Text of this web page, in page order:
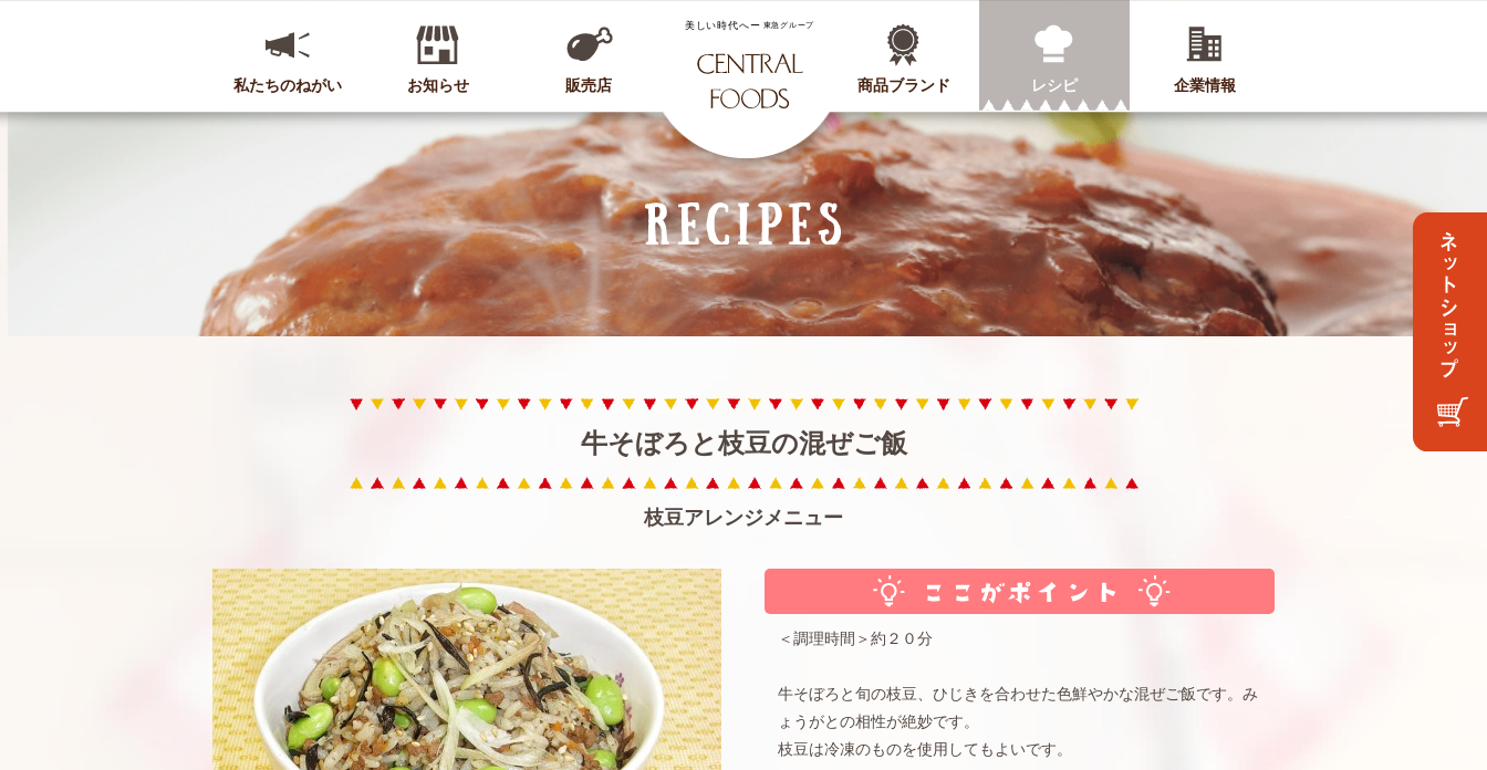
CENTRAL FOODS
私たちのねがい お知らせ 販売店 商品ブランド レシピ 企業情報
牛そぼろと枝豆の混ぜご飯
枝豆アレンジメニュー
＜調理時間＞約２０分
牛そぼろと旬の枝豆、ひじきを合わせた色鮮やかな混ぜご飯です。み
ょうがとの相性が絶妙です。
枝豆は冷凍のものを使用してもよいです。